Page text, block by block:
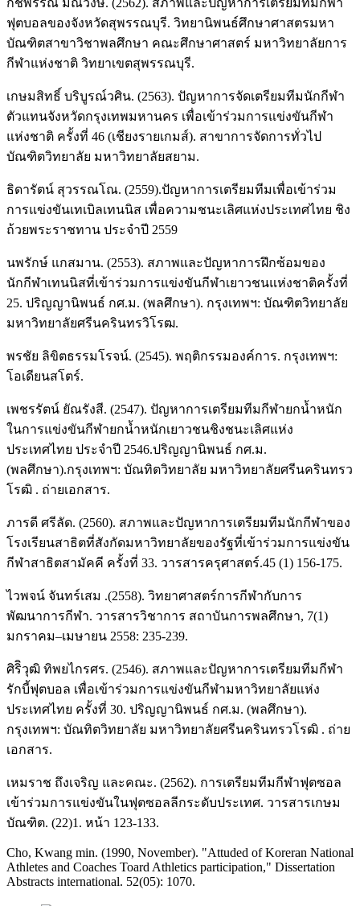
กชพรรณ มณีวงษ์. (2562). สภาพและปัญหาการเตรียมทีมกีฬา
ฟุตบอลของจังหวัดสุพรรณบุรี. วิทยานิพนธ์ศึกษาศาสตรมหา
บัณฑิตสาขาวิชาพลศึกษา คณะศึกษาศาสตร์ มหาวิทยาลัยการ
กีฬาแห่งชาติ วิทยาเขตสุพรรณบุรี.
เกษมสิทธิ์ บริบูรณ์วศิน. (2563). ปัญหาการจัดเตรียมทีมนักกีฬา
ตัวแทนจังหวัดกรุงเทพมหานคร เพื่อเข้าร่วมการแข่งขันกีฬา
แห่งชาติ ครั้งที่ 46 (เชียงรายเกมส์). สาขาการจัดการทั่วไป
บัณฑิตวิทยาลัย มหาวิทยาลัยสยาม.
ธิดารัตน์ สุวรรณโณ. (2559).ปัญหาการเตรียมทีมเพื่อเข้าร่วม
การแข่งขันเทเบิลเทนนิส เพื่อความชนะเลิศแห่งประเทศไทย ชิง
ถ้วยพระราชทาน ประจําปี 2559
นพรักษ์ แกสมาน. (2553). สภาพและปัญหาการฝึกซ้อมของ
นักกีฬาเทนนิสที่เข้าร่วมการแข่งขันกีฬาเยาวชนแห่งชาติครั้งที่
25. ปริญญานิพนธ์ กศ.ม. (พลศึกษา). กรุงเทพฯ: บัณฑิตวิทยาลัย
มหาวิทยาลัยศรีนครินทรวิโรฒ.
พรชัย ลิขิตธรรมโรจน์. (2545). พฤติกรรมองค์การ. กรุงเทพฯ:
โอเดียนสโตร์.
เพชรรัตน์ ยัณรังสี. (2547). ปัญหาการเตรียมทีมกีฬายกน้ำหนัก
ในการแข่งขันกีฬายกน้ำหนักเยาวชนชิงชนะเลิศแห่ง
ประเทศไทย ประจําปี 2546.ปริญญานิพนธ์ กศ.ม.
(พลศึกษา).กรุงเทพฯ: บัณทิตวิทยาลัย มหาวิทยาลัยศรีนครินทรว
โรฒิ . ถ่ายเอกสาร.
ภารดี ศรีลัด. (2560). สภาพและปัญหาการเตรียมทีมนักกีฬาของ
โรงเรียนสาธิตที่สังกัดมหาวิทยาลัยของรัฐที่เข้าร่วมการแข่งขัน
กีฬาสาธิตสามัคคี ครั้งที่ 33. วารสารครุศาสตร์.45 (1) 156-175.
ไวพจน์ จันทร์เสม .(2558). วิทยาศาสตร์การกีฬากับการ
พัฒนาการกีฬา. วารสารวิชาการ สถาบันการพลศึกษา, 7(1)
มกราคม–เมษายน 2558: 235-239.
ศิริิวุฒิ ทิพยไกรศร. (2546). สภาพและปัญหาการเตรียมทีมกีฬา
รักบี้ฟุตบอล เพื่อเข้าร่วมการแข่งขันกีฬามหาวิทยาลัยแห่ง
ประเทศไทย ครั้งที่ 30. ปริญญานิพนธ์ กศ.ม. (พลศึกษา).
กรุงเทพฯ: บัณทิตวิทยาลัย มหาวิทยาลัยศรีนครินทรวโรฒิ . ถ่าย
เอกสาร.
เหมราช ถึงเจริญ และคณะ. (2562). การเตรียมทีมกีฬาฟุตซอล
เข้าร่วมการแข่งขันในฟุตซอลลีกระดับประเทศ. วารสารเกษม
บัณฑิต. (22)1. หน้า 123-133.
Cho, Kwang min. (1990, November). "Attuded of Koreran National
Athletes and Coaches Toard Athletics participation," Dissertation
Abstracts international. 52(05): 1070.